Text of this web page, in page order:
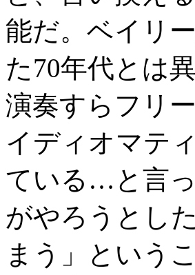
能だ。ベイリ
た70年代とは
演奏すらフリ
イディオマテ
ている…と言
がやろうとし
まう」という